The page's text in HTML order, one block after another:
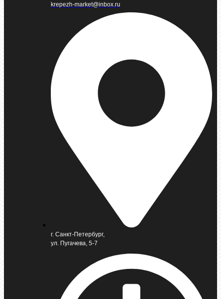
krepezh-market@inbox.ru
г. Санкт-Петербург,
ул. Пугачева, 5-7